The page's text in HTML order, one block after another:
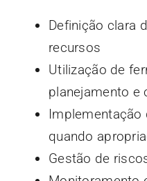
Definição clara
recursos
Utilização de
planejamento e
quando
Gestão de